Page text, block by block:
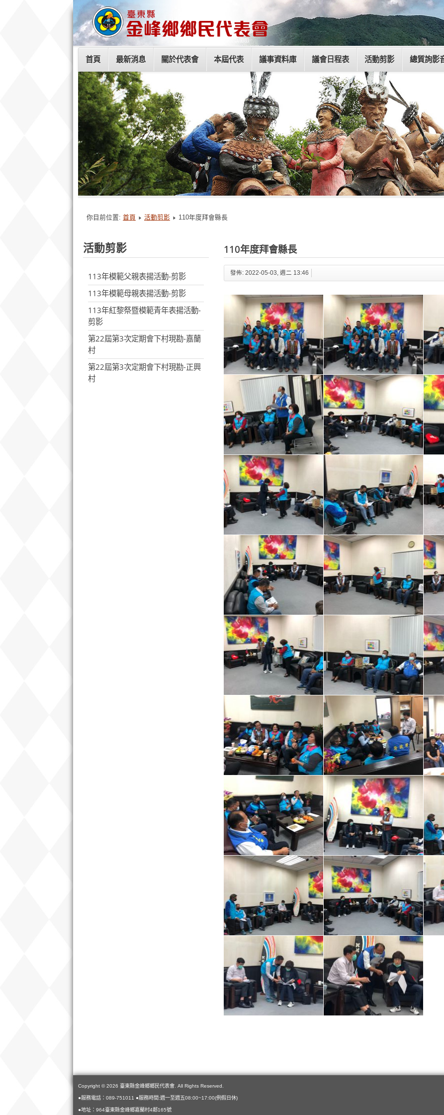
首頁 最新消息 關於代表會 本屆代表 議事資料庫 議會日程表 活動剪影 總質詢影
你目前位置: 首頁 活動剪影 110年度拜會縣長
活動剪影
113年模範父親表揚活動-剪影
113年模範母親表揚活動-剪影
113年紅黎祭暨模範青年表揚活動-
剪影
第22屆第3次定期會下村現勘-嘉蘭
村
第22屆第3次定期會下村現勘-正興
村
110年度拜會縣長
發佈: 2022-05-03, 週二 13:46
Copyright © 2026 臺東縣金峰鄉鄉民代表會. All Rights Reserved.
●服務電話：089-751011 ●服務時間:週一至週五08:00~17:00(例假日休)
●地址：964臺東縣金峰鄉嘉蘭村4鄰165號